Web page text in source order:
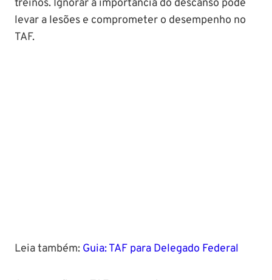
treinos. Ignorar a importância do descanso pode
levar a lesões e comprometer o desempenho no
TAF.
Leia também: Guia: TAF para Delegado Federal